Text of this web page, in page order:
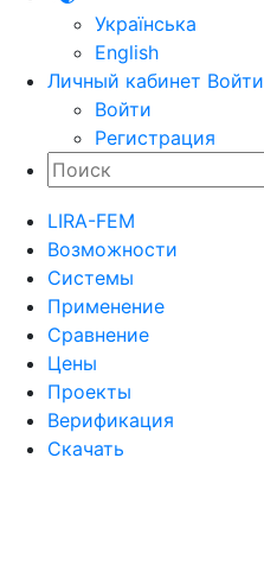
Українська
English
Личный кабинет Войти
Войти
Регистрация
LIRA-FEM
Возможности
Cистемы
Применение
Сравнение
Цены
Проекты
Верификация
Скачать